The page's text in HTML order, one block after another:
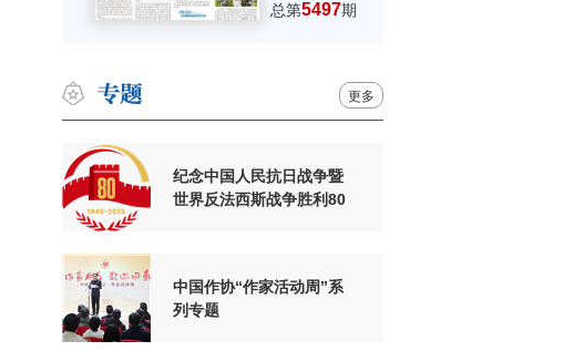
总第5497期
更多
纪念中国人民抗日战争暨
世界反法西斯战争胜利80
中国作协“作家活动周”系
列专题